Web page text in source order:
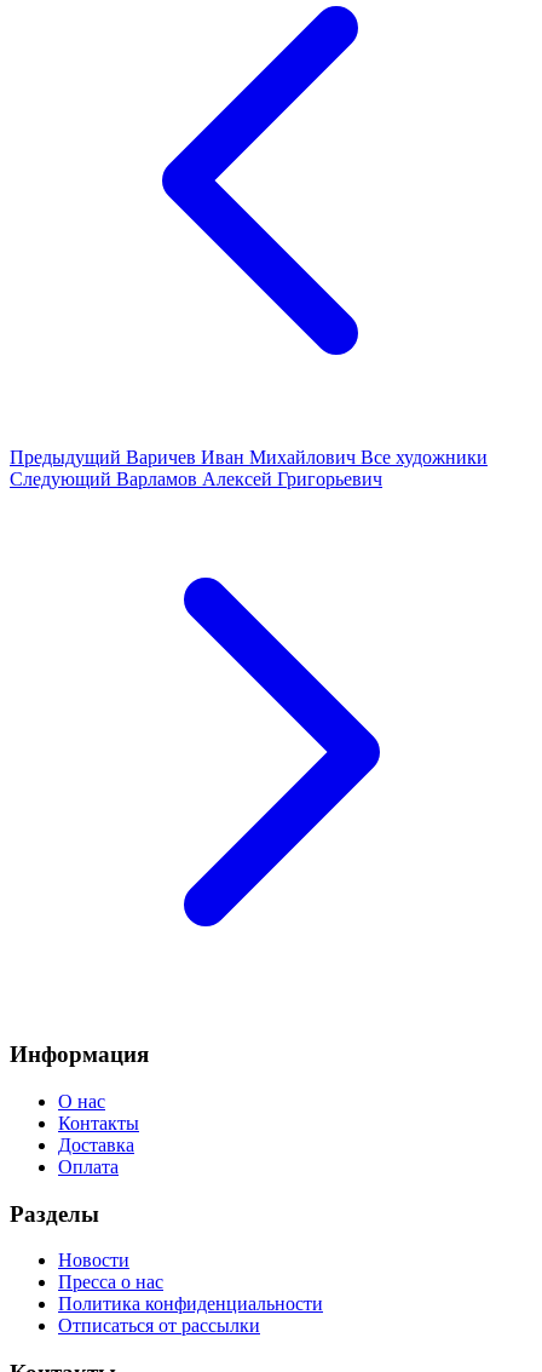
Предыдущий Варичев Иван Михайлович Все художники
Следующий Варламов Алексей Григорьевич
Информация
О нас
Контакты
Доставка
Оплата
Разделы
Новости
Пресса о нас
Политика конфиденциальности
Отписаться от рассылки